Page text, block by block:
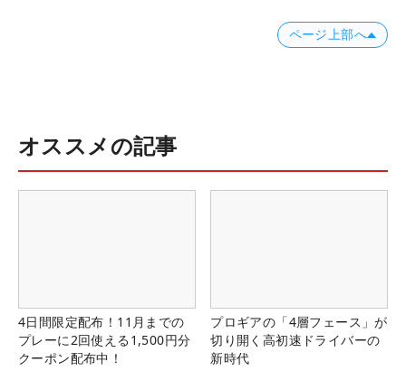
ページ上部へ
オススメの記事
4日間限定配布！11月までの
プレーに2回使える1,500円分
クーポン配布中！
プロギアの「4層フェース」が
切り開く高初速ドライバーの
新時代